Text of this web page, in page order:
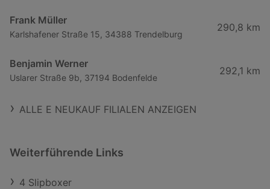
Frank Müller
Karlshafener Straße 15, 34388 Trendelburg
290,8 km
Benjamin Werner
Uslarer Straße 9b, 37194 Bodenfelde
292,1 km
ALLE E NEUKAUF FILIALEN ANZEIGEN
Weiterführende Links
4 Slipboxer